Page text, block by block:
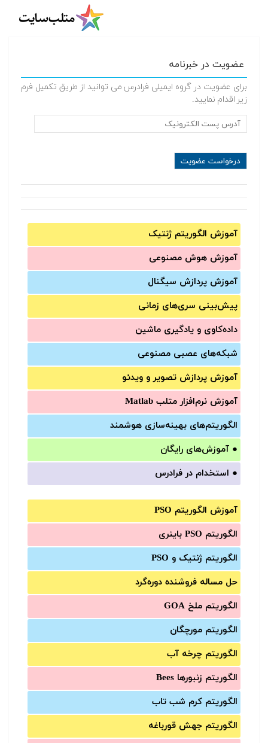
عضویت در خبرنامه
برای عضویت در گروه ایمیلی فرادرس می توانید از طریق تکمیل فرم
زیر اقدام نمایید.
آموزش الگوریتم ژنتیک
آموزش‌ هوش مصنوعی
آموزش‌ پردازش سیگنال
پیش‌‌بینی سری‌‌های زمانی
داده‌کاوی و یادگیری ماشین
شبکه‌های عصبی مصنوعی
آموزش‌ پردازش تصویر و ویدئو
آموزش‌ نرم‌افزار متلب Matlab
الگوریتم‌های بهینه‌سازی هوشمند
● آموزش‌های رایگان
● استخدام در فرادرس
آموزش الگوریتم PSO
الگوریتم PSO باینری
الگوریتم ژنتیک و PSO
حل مساله فروشنده دوره‌گرد
الگوریتم ملخ GOA
الگوریتم مورچگان
الگوریتم چرخه آب
الگوریتم زنبورها Bees
الگوریتم کرم شب تاب
الگوریتم جهش قورباغه